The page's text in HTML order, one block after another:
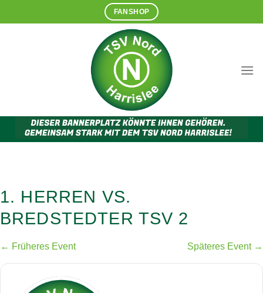
Inhalt
FANSHOP
1. HERREN VS.
BREDSTEDTER TSV 2
← Früheres Event Späteres Event →